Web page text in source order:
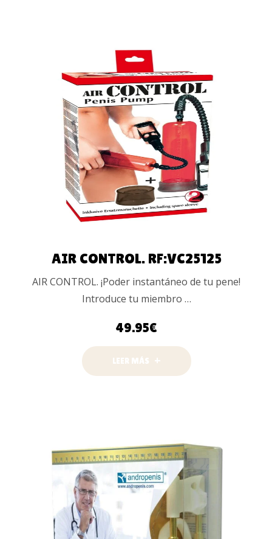
LEER MÁS
AIR CONTROL. RF:VC25125
AIR CONTROL. ¡Poder instantáneo de tu pene!
Introduce tu miembro …
49.95€
LEER MÁS